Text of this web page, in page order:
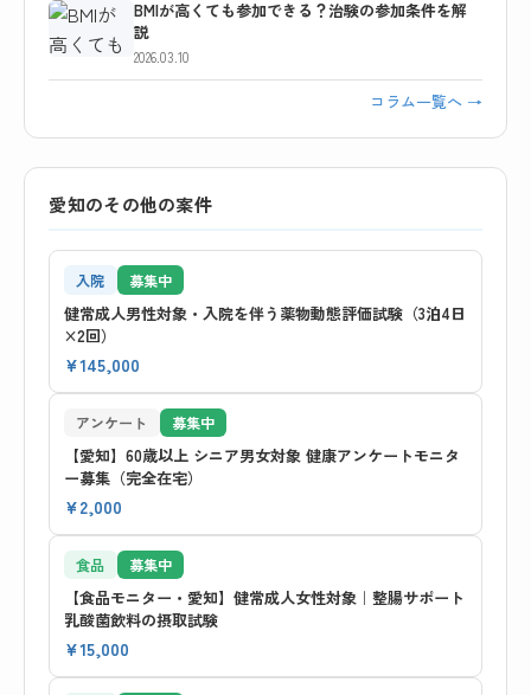
BMIが高くても参加できる？治験の参加条件を解
説
2026.03.10
コラム一覧へ →
愛知のその他の案件
入院 募集中
健常成人男性対象・入院を伴う薬物動態評価試験（3泊4日
×2回）
¥145,000
アンケート 募集中
【愛知】60歳以上 シニア男女対象 健康アンケートモニタ
ー募集（完全在宅）
¥2,000
食品 募集中
【食品モニター・愛知】健常成人女性対象｜整腸サポート
乳酸菌飲料の摂取試験
¥15,000